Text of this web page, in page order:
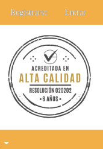
Registrarse Entrar